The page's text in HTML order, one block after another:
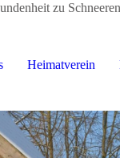
zu
Heimatverein